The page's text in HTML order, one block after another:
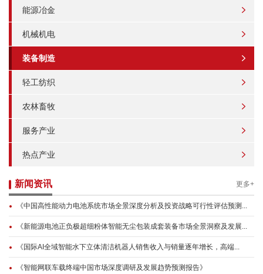
能源冶金
机械机电
装备制造
轻工纺织
农林畜牧
服务产业
热点产业
新闻资讯 更多+
《中国高性能动力电池系统市场全景深度分析及投资战略可行性评估预测...
《新能源电池正负极超细粉体智能无尘包装成套装备市场全景洞察及发展...
《国际AI全域智能水下立体清洁机器人销售收入与销量逐年增长，高端...
《智能网联车载终端中国市场深度调研及发展趋势预测报告》